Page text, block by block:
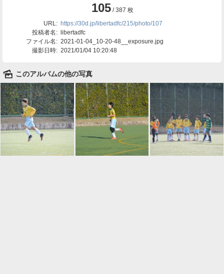
105/ 387 枚
URL: https://30d.jp/libertadfc/215/photo/107
投稿者名: libertadfc
ファイル名: 2021-01-04_10-20-48__exposure.jpg
撮影日時: 2021/01/04 10:20:48
🌄 このアルバムの他の写真